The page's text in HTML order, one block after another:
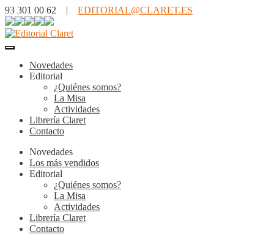
93 301 00 62 | EDITORIAL@CLARET.ES
Novedades
Editorial
¿Quiénes somos?
La Misa
Actividades
Librería Claret
Contacto
Novedades
Los más vendidos
Editorial
¿Quiénes somos?
La Misa
Actividades
Librería Claret
Contacto